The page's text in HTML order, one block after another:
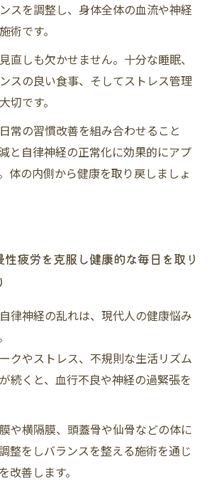
スを調整し、身体全体の血流や神経
術です。
直しも欠かせません。十分な睡眠、
スの良い食事、そしてストレス管理
切です。
常の習慣改善を組み合わせること
と自律神経の正常化に効果的にアプ
体の内側から健康を取り戻しましょ
疲労を克服し健康的な毎日を取り
律神経の乱れは、現代人の健康悩み
クやストレス、不規則な生活リズム
続くと、血行不良や神経の過緊張を
や横隔膜、頭蓋骨や仙骨などの体に
整をしバランスを整える施術を通じ
改善します。